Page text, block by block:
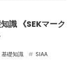
識 《SEKマーク
基礎知識
SIAA